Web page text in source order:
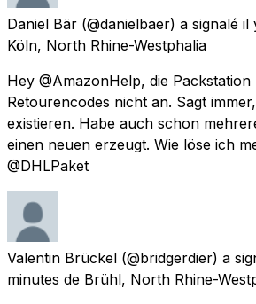
Daniel Bär (@danielbaer) a signalé il
Köln, North Rhine-Westphalia
Hey @AmazonHelp, die Packstation
Retourencodes nicht an. Sagt
existieren. Habe auch schon
einen neuen erzeugt. Wie löse ich
@DHLPaket
Valentin Brückel (@bridgerdier) a
minutes de Brühl, North Rhine-